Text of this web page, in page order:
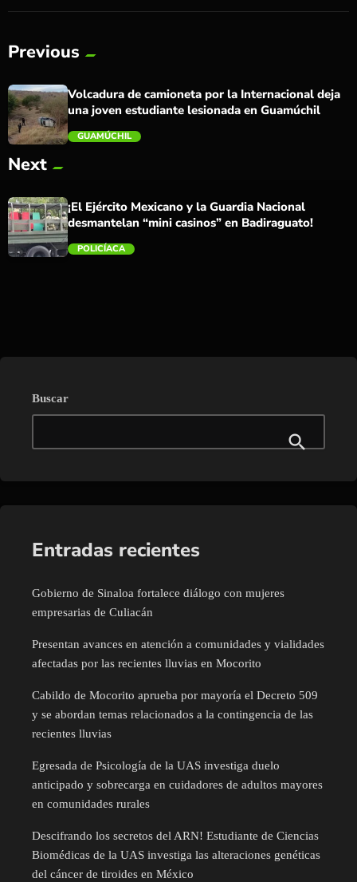
Previous
Volcadura de camioneta por la Internacional deja
una joven estudiante lesionada en Guamúchil
GUAMÚCHIL
Next
¡El Ejército Mexicano y la Guardia Nacional
desmantelan “mini casinos” en Badiraguato!
POLICÍACA
Buscar
Entradas recientes
Gobierno de Sinaloa fortalece diálogo con mujeres
empresarias de Culiacán
Presentan avances en atención a comunidades y vialidades
afectadas por las recientes lluvias en Mocorito
Cabildo de Mocorito aprueba por mayoría el Decreto 509
y se abordan temas relacionados a la contingencia de las
recientes lluvias
Egresada de Psicología de la UAS investiga duelo
anticipado y sobrecarga en cuidadores de adultos mayores
en comunidades rurales
Descifrando los secretos del ARN! Estudiante de Ciencias
Biomédicas de la UAS investiga las alteraciones genéticas
del cáncer de tiroides en México